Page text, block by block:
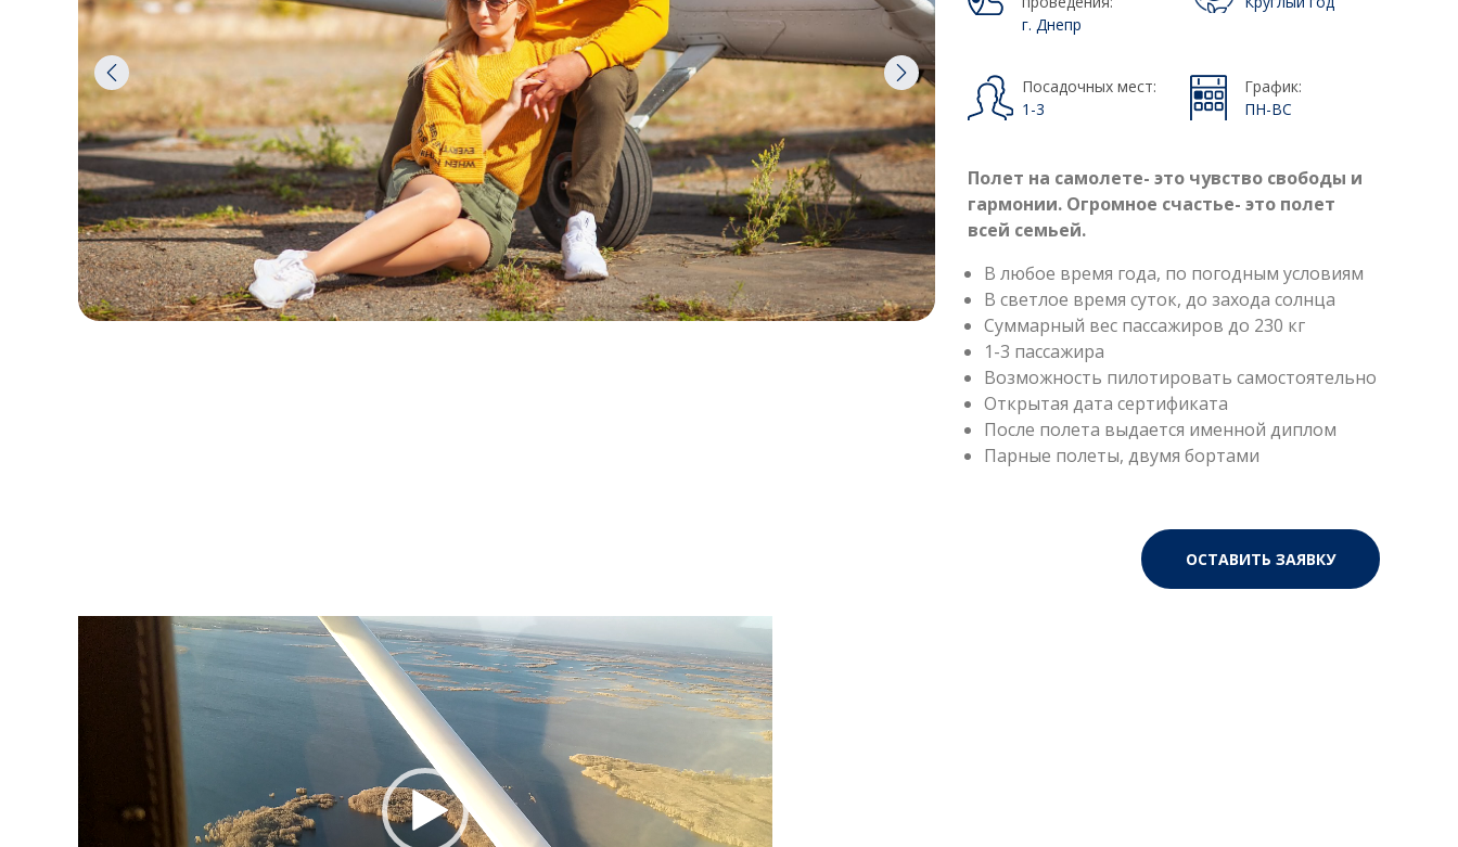
г. Днепр
Посадочных мест:
1-3
График:
ПН-ВС
Полет на самолете- это чувство свободы и
гармонии. Огромное счастье- это полет
всей семьей.
В любое время года, по погодным условиям
В светлое время суток, до захода солнца
Суммарный вес пассажиров до 230 кг
1-3 пассажира
Возможность пилотировать самостоятельно
Открытая дата сертификата
После полета выдается именной диплом
Парные полеты, двумя бортами
ОСТАВИТЬ ЗАЯВКУ
Видеоплеер